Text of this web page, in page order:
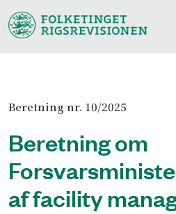
Beretning nr. 10/2025
Beretning om
af facility